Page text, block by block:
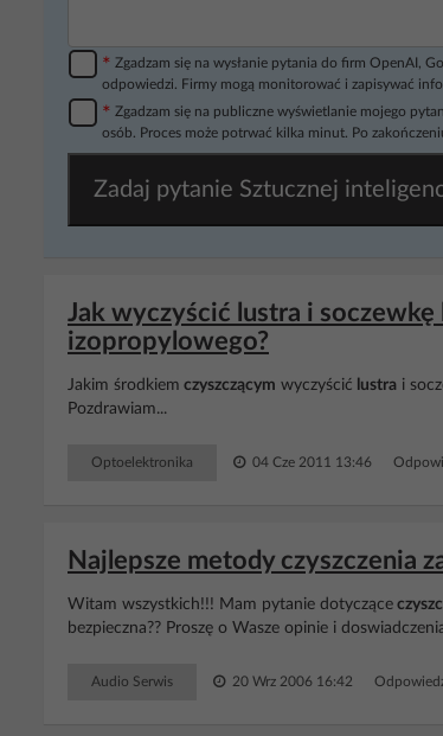
* Zgadzam się na wysłanie pytania do firm OpenAI,
odpowiedzi. Firmy mogą monitorować i zapisywać
* Zgadzam się na publiczne wyświetlanie mojego
osób. Proces może potrwać kilka minut. Po
Zadaj pytanie Sztucznej
Jak wyczyścić lustra i soczewkę
izopropylowego?
Jakim środkiem czyszczącym wyczyścić lustra i
Pozdrawiam...
Optoelektronika 04 Cze 2011 13:46
Najlepsze metody czyszczenia
Witam wszystkich!!! Mam pytanie dotyczące
bezpieczna?? Proszę o Wasze opinie i
Audio Serwis 20 Wrz 2006 16:42